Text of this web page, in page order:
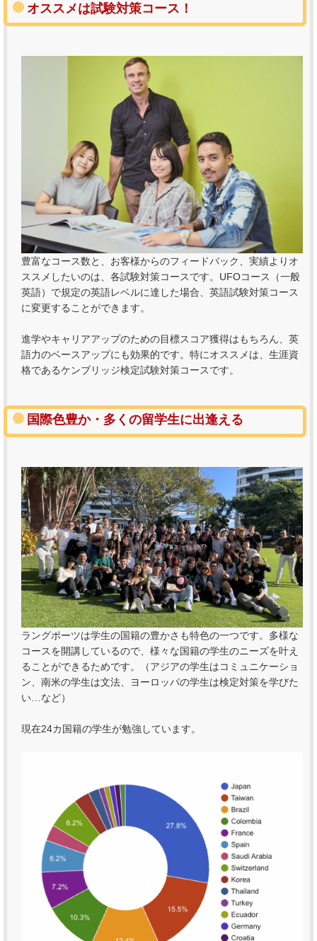
オススメは試験対策コース！
豊富なコース数と、お客様からのフィードバック、実績よりオ
ススメしたいのは、各試験対策コースです。UFOコース（一般
英語）で規定の英語レベルに達した場合、英語試験対策コース
に変更することができます。
進学やキャリアアップのための目標スコア獲得はもちろん、英
語力のベースアップにも効果的です。特にオススメは、生涯資
格であるケンブリッジ検定試験対策コースです。
国際色豊か・多くの留学生に出逢える
ラングポーツは学生の国籍の豊かさも特色の一つです。多様な
コースを開講しているので、様々な国籍の学生のニーズを叶え
ることができるためです。（アジアの学生はコミュニケーショ
ン、南米の学生は文法、ヨーロッパの学生は検定対策を学びた
い…など）
現在24カ国籍の学生が勉強しています。